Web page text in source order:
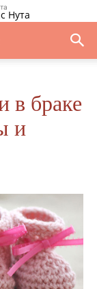
Нута
в браке
и